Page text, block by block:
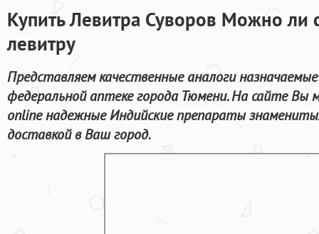
Купить Левитра Суворов Можно ли
левитру
Представляем качественные аналоги
федеральной аптеке города Тюмени. На сайте Вы
online надежные Индийские препараты
доставкой в Ваш город.